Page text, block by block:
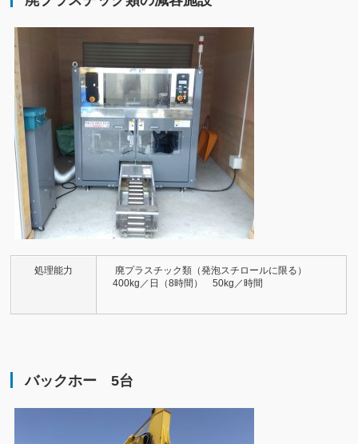
処理能力
廃プラスチック類（発泡スチロールに限る）
400kg／日（8時間） 50kg／時間
バックホー 5台